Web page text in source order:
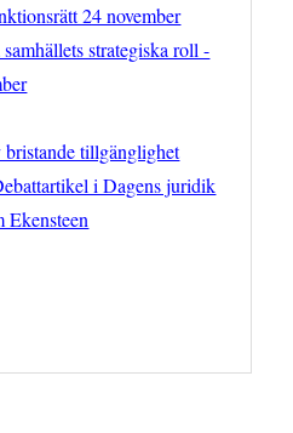
24 november
strategiska roll -
tillgänglighet
i Dagens juridik